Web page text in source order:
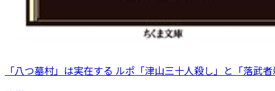
「八つ墓村」は実在する ルポ「津山三十人殺し」と「落武